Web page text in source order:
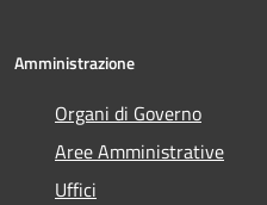
Amministrazione
Organi di Governo
Aree Amministrative
Uffici